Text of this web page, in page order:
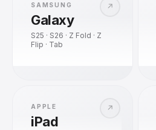
↗
SAMSUNG
Galaxy
S25 · S26 · Z Fold · Z
Flip · Tab
↗
APPLE
iPad